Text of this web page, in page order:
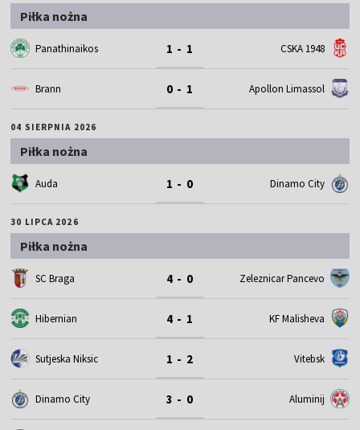
Piłka nożna
Panathinaikos 1 - 1 CSKA 1948
Brann 0 - 1 Apollon Limassol
04 SIERPNIA 2026
Piłka nożna
Auda 1 - 0 Dinamo City
30 LIPCA 2026
Piłka nożna
SC Braga 4 - 0 Zeleznicar Pancevo
Hibernian 4 - 1 KF Malisheva
Sutjeska Niksic 1 - 2 Vitebsk
Dinamo City 3 - 0 Aluminij